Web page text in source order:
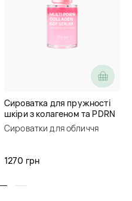
Сироватка для пружності
шкіри з колагеном та PDRN
Purito Multi PDRN Collagen
EGF Serum
Сироватки для обличчя
1270 грн